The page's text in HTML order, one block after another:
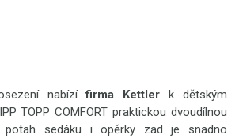
nabízífirma Kettler k dětským
TOPP COMFORT praktickou dvoudílnou
potah sedáku i opěrky zad je snadno